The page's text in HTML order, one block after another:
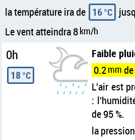
la température ira de 16°C
Le vent atteindra 8km/h
0h
18 °C
Faible
0.2mm
L'air est
:
de 95 %.
la